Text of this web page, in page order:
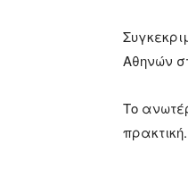
Αθηνών
Το
πρακτική.